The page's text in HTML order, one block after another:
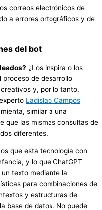
correos electrónicos de
a errores ortográficos y de
del bot
¿Los inspira o los
proceso de desarrollo
y, por lo tanto,
Ladislao Campos
similar a una
que las mismas consultas de
diferentes.
que esta tecnología con
y lo que ChatGPT
texto mediante la
para combinaciones de
y estructuras de
base de datos. No puede